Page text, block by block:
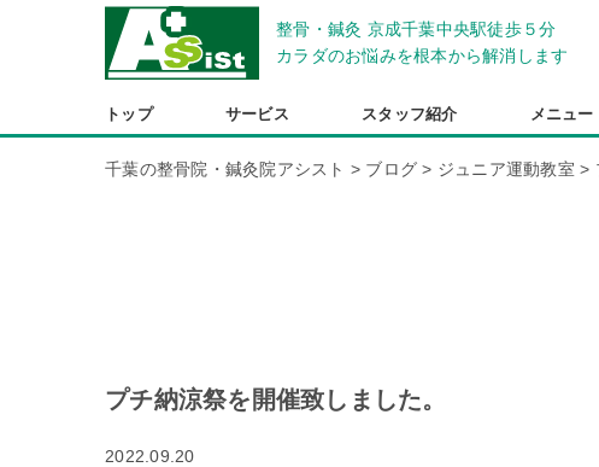
整骨・鍼灸 京成千葉中央駅徒歩５分
カラダのお悩みを根本から解消します
トップ サービス スタッフ紹介 メニュー
千葉の整骨院・鍼灸院アシスト > ブログ > ジュニア運動教室 >
プチ納涼祭を開催致しました。
2022.09.20